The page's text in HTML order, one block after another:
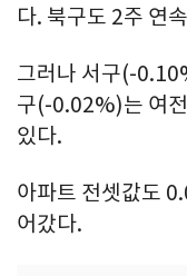
다. 북구도 2주 연
그러나 서구(-
구(-0.02%)는 여
있다.
아파트 전셋값도
어갔다.